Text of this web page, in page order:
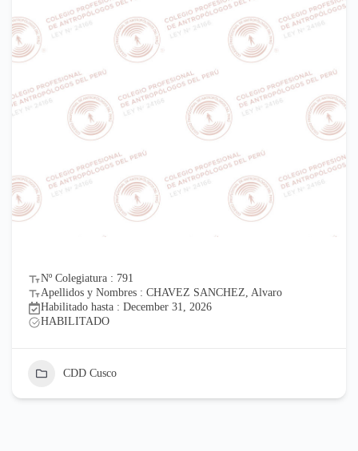
Nº Colegiatura : 791
Apellidos y Nombres : CHAVEZ SANCHEZ, Alvaro
Habilitado hasta : December 31, 2026
HABILITADO
CDD Cusco